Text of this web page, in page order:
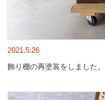
2021.5.26
飾り棚の再塗装をしました。